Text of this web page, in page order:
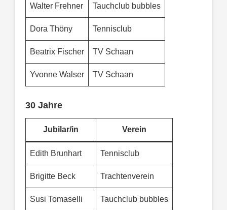
Walter Frehner Tauchclub bubbles
Dora Thöny Tennisclub
Beatrix Fischer TV Schaan
Yvonne Walser TV Schaan
30 Jahre
Jubilar/in Verein
Edith Brunhart Tennisclub
Brigitte Beck Trachtenverein
Susi Tomaselli Tauchclub bubbles